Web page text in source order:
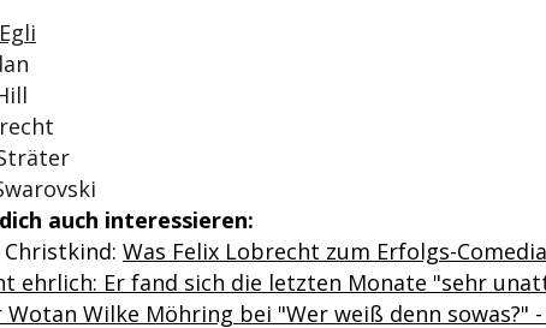
auch interessieren:
Was Felix Lobrecht zum Erfolgs-
ehrlich: Er fand sich die letzten Monate "sehr
Wilke Möhring bei "Wer weiß denn sowas?"